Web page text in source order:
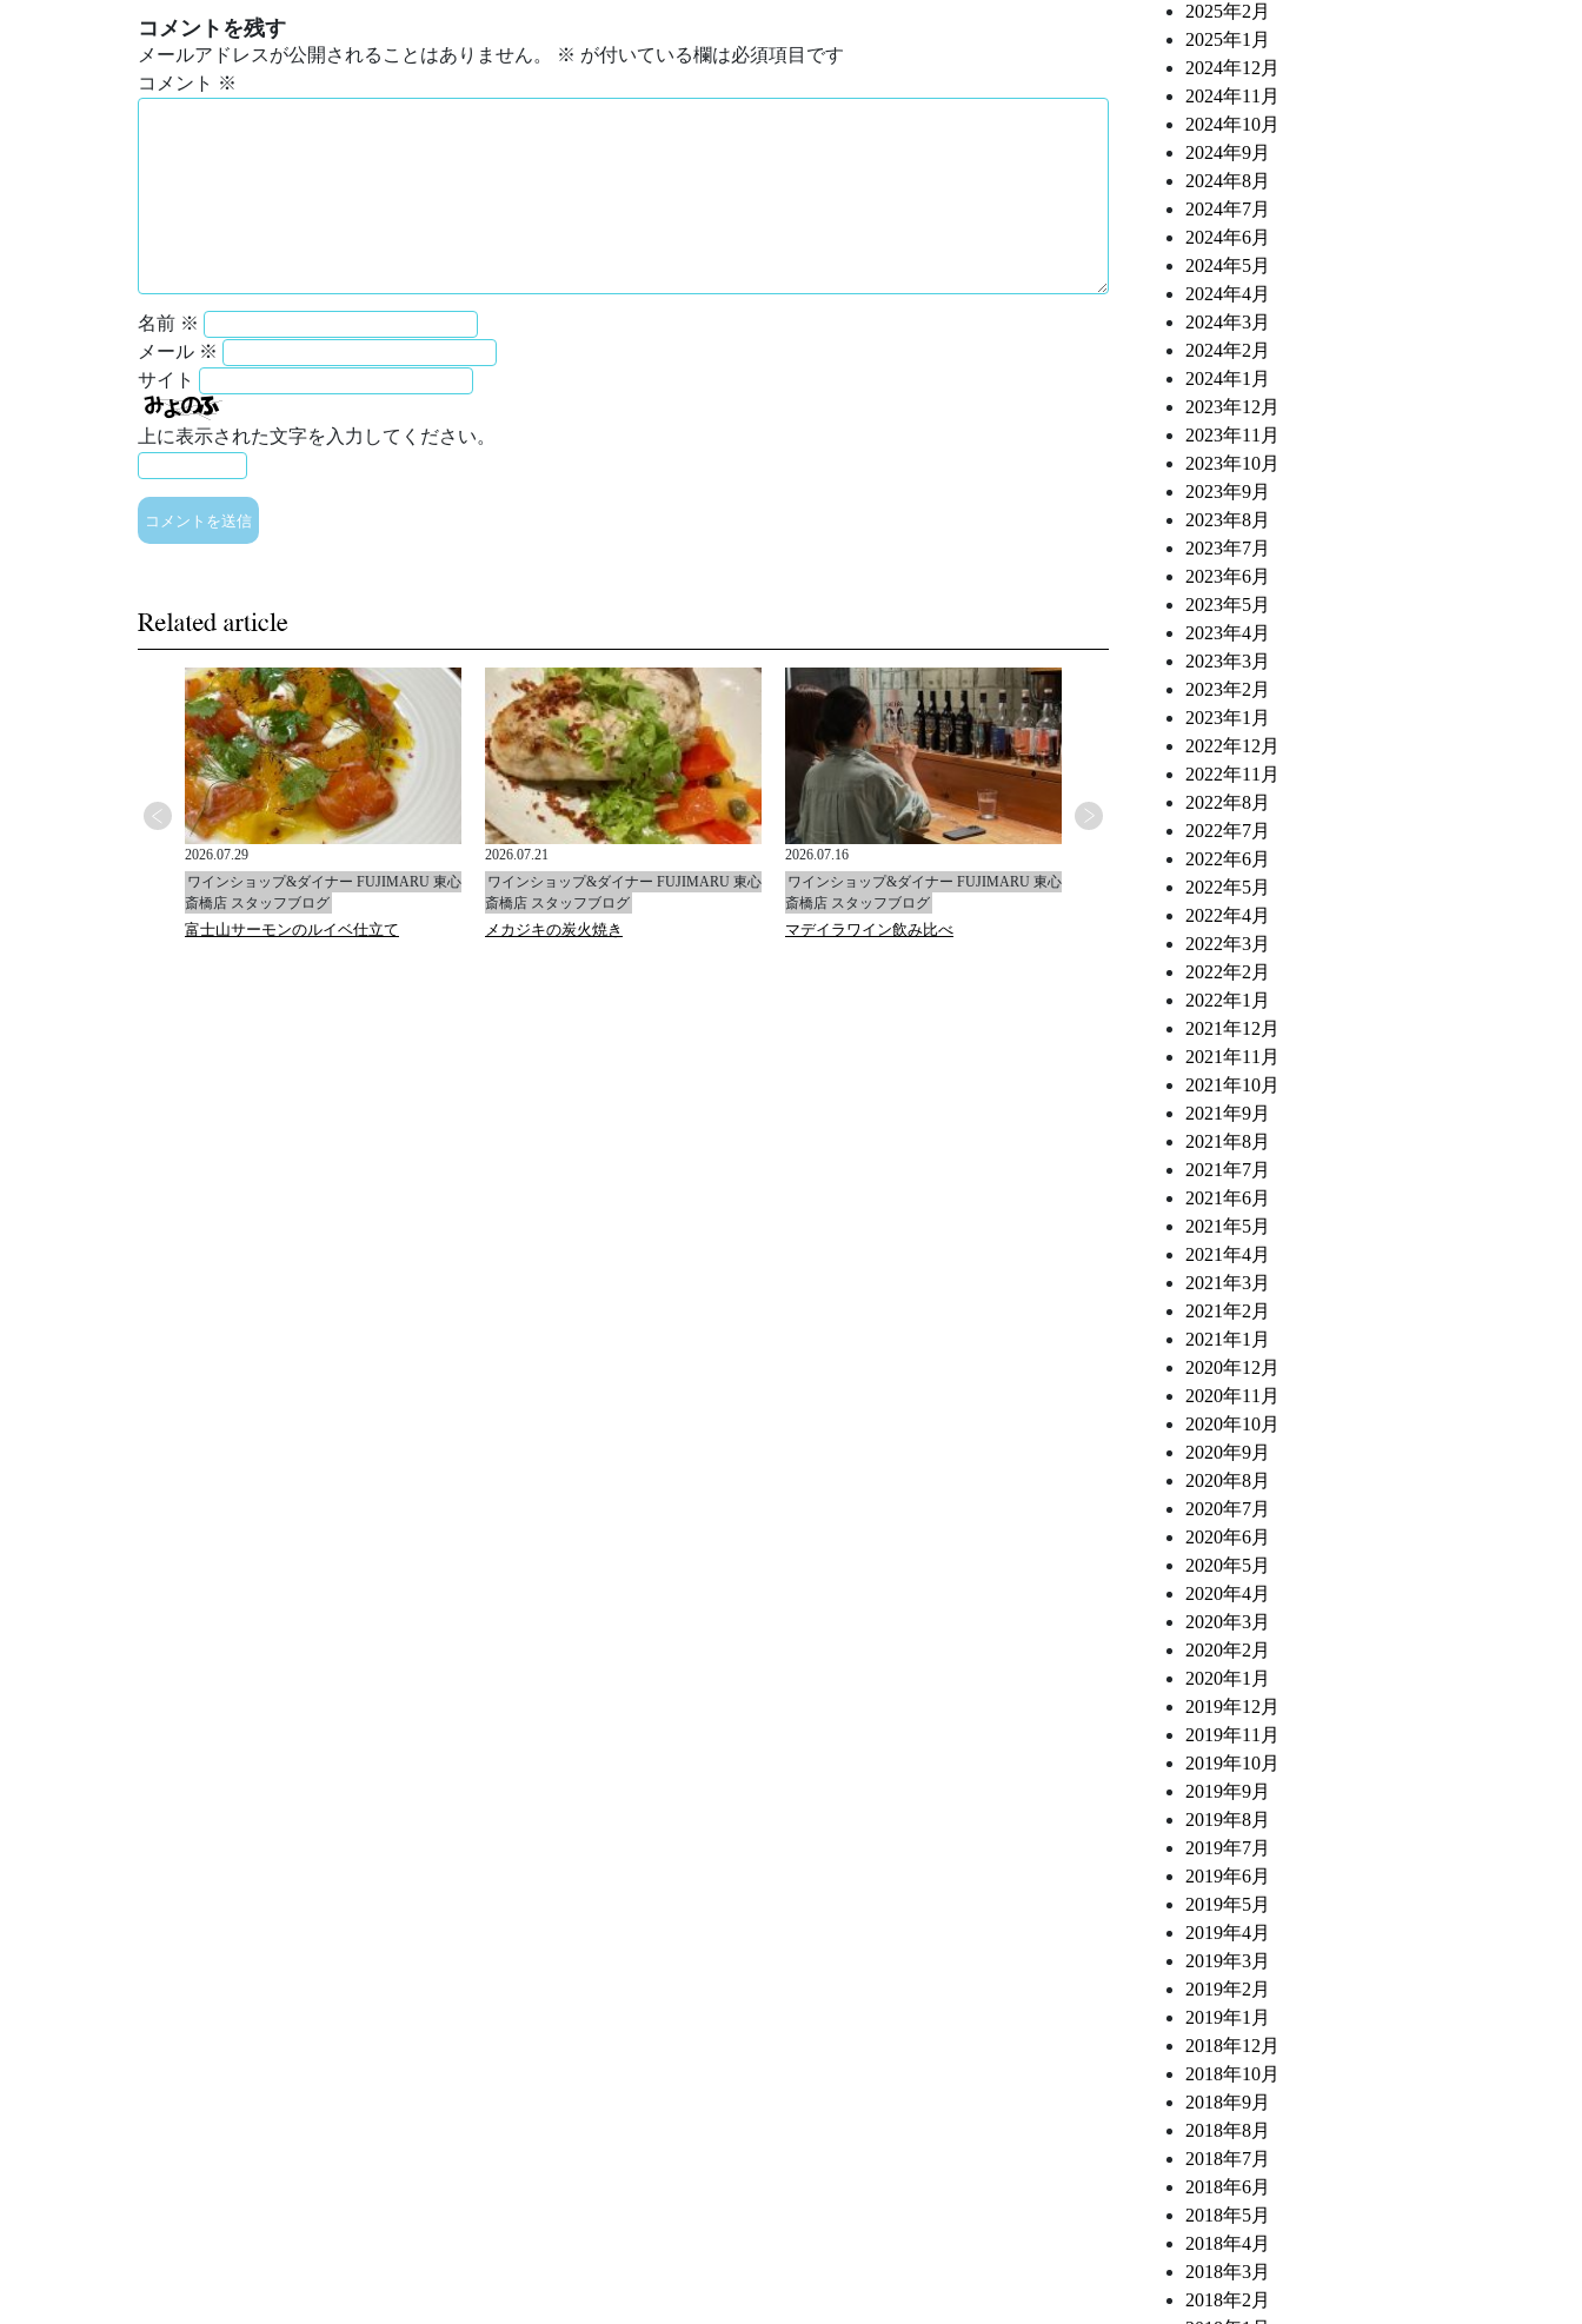
コメントを残す
メールアドレスが公開されることはありません。 ※ が付いている欄は必須項目です
コメント ※
名前 ※
メール ※
サイト
上に表示された文字を入力してください。
2026.07.29
ワインショップ&ダイナー FUJIMARU 東心
斎橋店 スタッフブログ
富士山サーモンのルイベ仕立て
2026.07.21
ワインショップ&ダイナー FUJIMARU 東心
斎橋店 スタッフブログ
メカジキの炭火焼き
2026.07.16
ワインショップ&ダイナー FUJIMARU 東心
斎橋店 スタッフブログ
マデイラワイン飲み比べ
ワインショップ&ダイナー FUJIMARU 東心
なにわ黒牛 炭火焼き ポスタ・ミラン
2025年2月
2025年1月
2024年12月
2024年11月
2024年10月
2024年9月
2024年8月
2024年7月
2024年6月
2024年5月
2024年4月
2024年3月
2024年2月
2024年1月
2023年12月
2023年11月
2023年10月
2023年9月
2023年8月
2023年7月
2023年6月
2023年5月
2023年4月
2023年3月
2023年2月
2023年1月
2022年12月
2022年11月
2022年8月
2022年7月
2022年6月
2022年5月
2022年4月
2022年3月
2022年2月
2022年1月
2021年12月
2021年11月
2021年10月
2021年9月
2021年8月
2021年7月
2021年6月
2021年5月
2021年4月
2021年3月
2021年2月
2021年1月
2020年12月
2020年11月
2020年10月
2020年9月
2020年8月
2020年7月
2020年6月
2020年5月
2020年4月
2020年3月
2020年2月
2020年1月
2019年12月
2019年11月
2019年10月
2019年9月
2019年8月
2019年7月
2019年6月
2019年5月
2019年4月
2019年3月
2019年2月
2019年1月
2018年12月
2018年10月
2018年9月
2018年8月
2018年7月
2018年6月
2018年5月
2018年4月
2018年3月
2018年2月